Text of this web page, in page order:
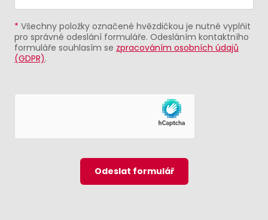
* Všechny položky označené hvězdičkou je nutné vyplňit
pro správné odeslání formuláře. Odesláním kontaktního
formuláře souhlasím se zpracováním osobních údajů
(GDPR).
Odeslat formulář